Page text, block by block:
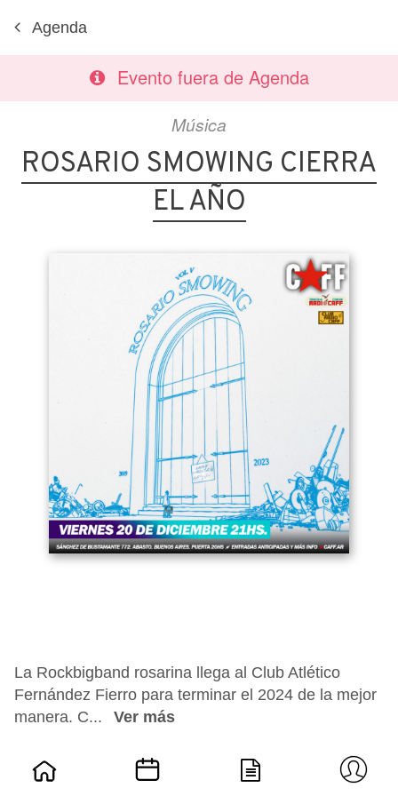
Agenda
Evento fuera de Agenda
Música
ROSARIO SMOWING CIERRA
EL AÑO
La Rockbigband rosarina llega al Club Atlético
Fernández Fierro para terminar el 2024 de la mejor
manera. C...
Ver más